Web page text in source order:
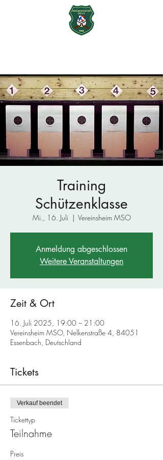
Training
Schützenklasse
Mi., 16. Juli
  |
Vereinsheim MSO
Anmeldung abgeschlossen
Weitere Veranstaltungen
Zeit & Ort
16. Juli 2025, 19:00 – 21:00
Vereinsheim MSO, Nelkenstraße 4, 84051
Essenbach, Deutschland
Tickets
Verkauf beendet
Tickettyp
Teilnahme
Preis